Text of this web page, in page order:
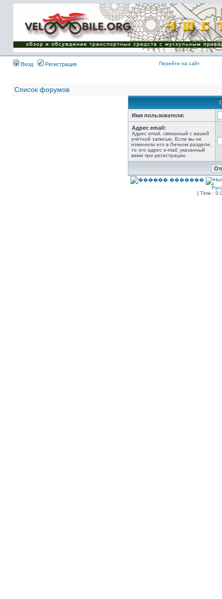
Имя пользователя:
Пароль:
{ LOG_ME_IN_SHORT
}
Вход
Регистрация Перейти на сайт
Список форумов
Имя пользователя:
Адрес email:
Адрес email, связанный с вашей
учётной записью. Если вы не
изменили его в Личном разделе,
то это адрес e-mail, указанный
вами при регистрации.
[ Time :